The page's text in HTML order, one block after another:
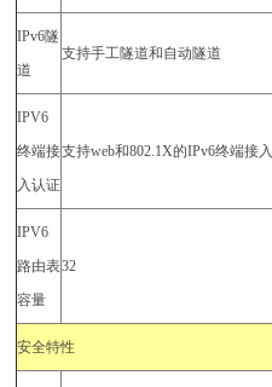
IPv6隧
道
支持手工隧道和自动隧道
IPV6
终端接
入认证
支持web和802.1X的IPv6终端接入
IPV6
路由表
容量
32
安全特性